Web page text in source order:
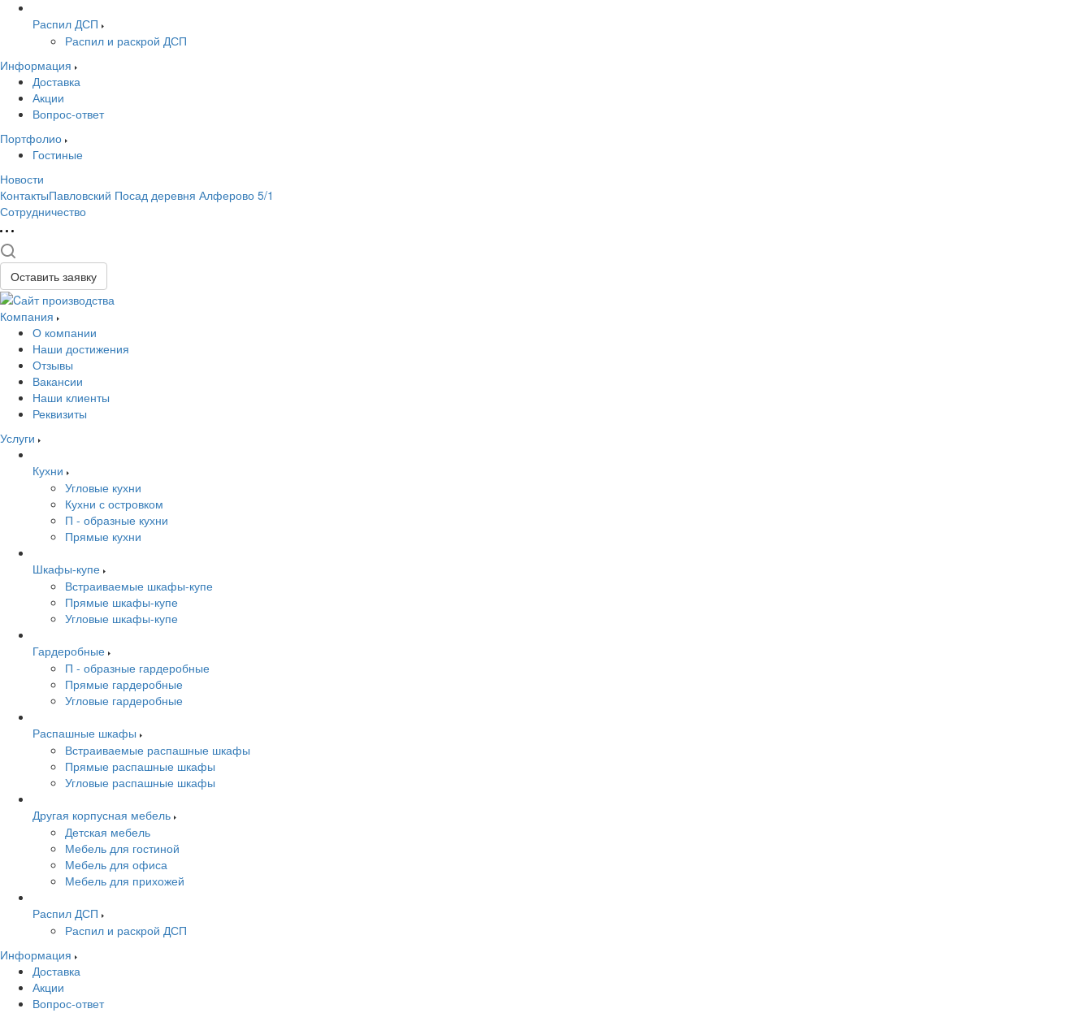
Распил ДСП
Распил и раскрой ДСП
Информация
Доставка
Акции
Вопрос-ответ
Портфолио
Гостиные
Новости
КонтактыПавловский Посад деревня Алферово 5/1
Сотрудничество
Оставить заявку
Компания
О компании
Наши достижения
Отзывы
Вакансии
Наши клиенты
Реквизиты
Услуги
Кухни
Угловые кухни
Кухни с островком
П - образные кухни
Прямые кухни
Шкафы-купе
Встраиваемые шкафы-купе
Прямые шкафы-купе
Угловые шкафы-купе
Гардеробные
П - образные гардеробные
Прямые гардеробные
Угловые гардеробные
Распашные шкафы
Встраиваемые распашные шкафы
Прямые распашные шкафы
Угловые распашные шкафы
Другая корпусная мебель
Детская мебель
Мебель для гостиной
Мебель для офиса
Мебель для прихожей
Распил ДСП
Распил и раскрой ДСП
Информация
Доставка
Акции
Вопрос-ответ